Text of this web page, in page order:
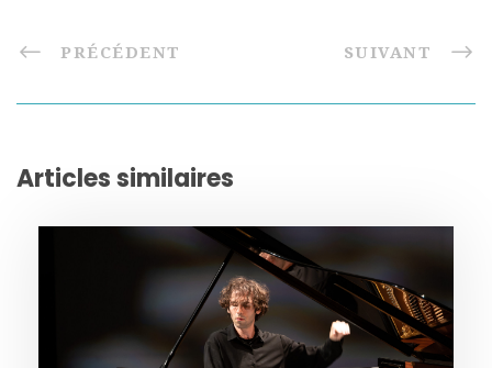
PRÉCÉDENT SUIVANT
Articles similaires